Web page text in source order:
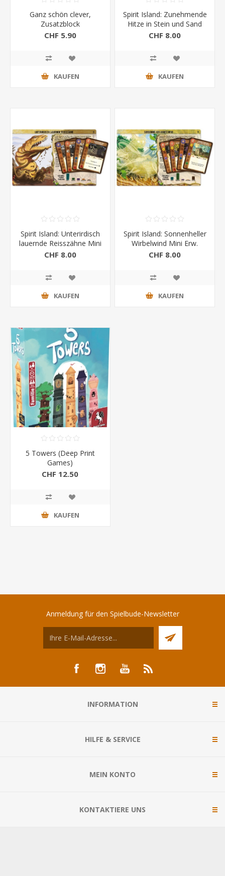
Ganz schön clever,
Zusatzblock
CHF 5.90
KAUFEN
Spirit Island: Zunehmende
Hitze in Stein und Sand
Mini Erw.
CHF 8.00
KAUFEN
Spirit Island: Unterirdisch
lauernde Reisszähne Mini
Erw.
CHF 8.00
KAUFEN
Spirit Island: Sonnenheller
Wirbelwind Mini Erw.
CHF 8.00
KAUFEN
5 Towers (Deep Print
Games)
CHF 12.50
KAUFEN
Anmeldung für den Spielbude-Newsletter
INFORMATION
HILFE & SERVICE
MEIN KONTO
KONTAKTIERE UNS